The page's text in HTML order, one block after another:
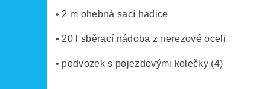
• 2 m ohebná sací hadice
• 20 l sběrací nádoba z nerezové oceli
• podvozek s pojezdovými kolečky (4)